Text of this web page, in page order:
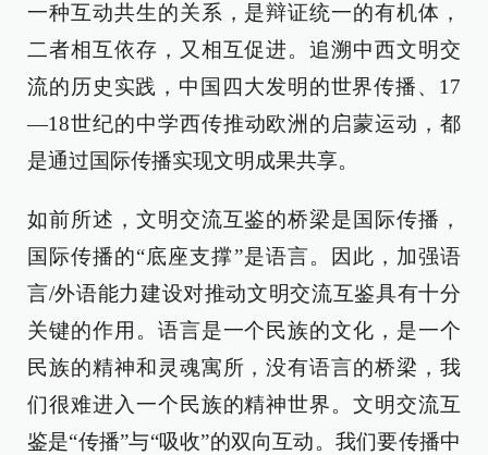
一种互动共生的关系，是辩证统一的有机体，
二者相互依存，又相互促进。追溯中西文明交
流的历史实践，中国四大发明的世界传播、17
—18世纪的中学西传推动欧洲的启蒙运动，都
是通过国际传播实现文明成果共享。
如前所述，文明交流互鉴的桥梁是国际传播，
国际传播的“底座支撑”是语言。因此，加强语
言/外语能力建设对推动文明交流互鉴具有十分
关键的作用。语言是一个民族的文化，是一个
民族的精神和灵魂寓所，没有语言的桥梁，我
们很难进入一个民族的精神世界。文明交流互
鉴是“传播”与“吸收”的双向互动。我们要传播中